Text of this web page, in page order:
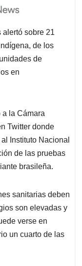
alertó sobre 21
de los
de
en
a la Cámara
Twitter donde
Instituto Nacional
de las pruebas
brasileña.
sanitarias deben
son elevadas y
verse en
un cuarto de las